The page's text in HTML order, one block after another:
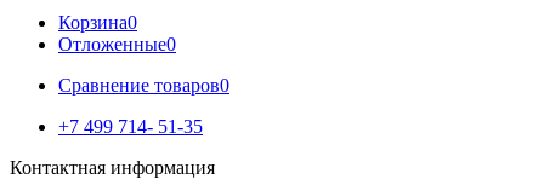
Корзина0
Отложенные0
Сравнение товаров0
+7 499 714- 51-35
Контактная информация